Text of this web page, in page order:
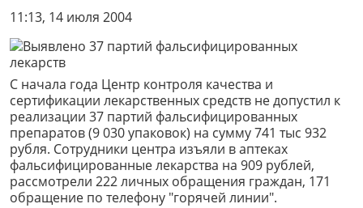
11:13, 14 июля 2004
С начала года Центр контроля качества и
сертификации лекарственных средств не допустил к
реализации 37 партий фальсифицированных
препаратов (9 030 упаковок) на сумму 741 тыс 932
рубля. Сотрудники центра изъяли в аптеках
фальсифицированные лекарства на 909 рублей,
рассмотрели 222 личных обращения граждан, 171
обращение по телефону "горячей линии".